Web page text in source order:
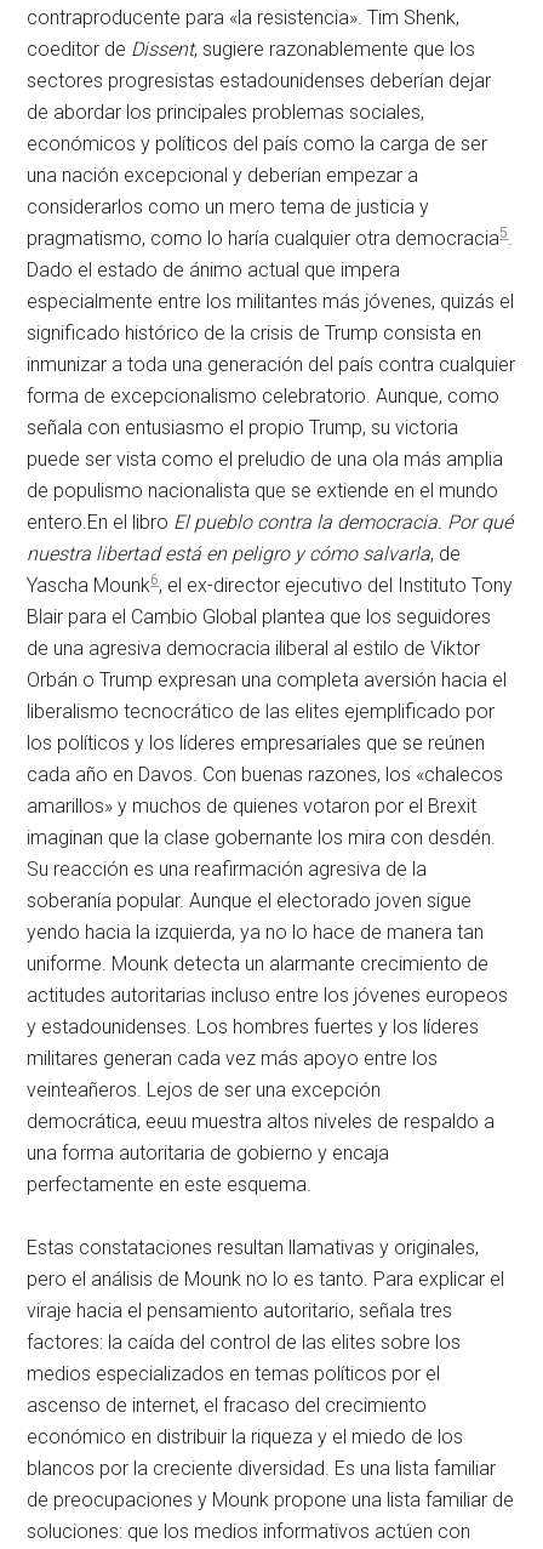
contraproducente para «la resistencia». Tim Shenk,
coeditor de Dissent, sugiere razonablemente que los
sectores progresistas estadounidenses deberían dejar
de abordar los principales problemas sociales,
económicos y políticos del país como la carga de ser
una nación excepcional y deberían empezar a
considerarlos como un mero tema de justicia y
pragmatismo, como lo haría cualquier otra democracia5.
Dado el estado de ánimo actual que impera
especialmente entre los militantes más jóvenes, quizás el
significado histórico de la crisis de Trump consista en
inmunizar a toda una generación del país contra cualquier
forma de excepcionalismo celebratorio. Aunque, como
señala con entusiasmo el propio Trump, su victoria
puede ser vista como el preludio de una ola más amplia
de populismo nacionalista que se extiende en el mundo
entero.En el libro El pueblo contra la democracia. Por qué
nuestra libertad está en peligro y cómo salvarla, de
Yascha Mounk6, el ex-director ejecutivo del Instituto Tony
Blair para el Cambio Global plantea que los seguidores
de una agresiva democracia iliberal al estilo de Viktor
Orbán o Trump expresan una completa aversión hacia el
liberalismo tecnocrático de las elites ejemplificado por
los políticos y los líderes empresariales que se reúnen
cada año en Davos. Con buenas razones, los «chalecos
amarillos» y muchos de quienes votaron por el Brexit
imaginan que la clase gobernante los mira con desdén.
Su reacción es una reafirmación agresiva de la
soberanía popular. Aunque el electorado joven sigue
yendo hacia la izquierda, ya no lo hace de manera tan
uniforme. Mounk detecta un alarmante crecimiento de
actitudes autoritarias incluso entre los jóvenes europeos
y estadounidenses. Los hombres fuertes y los líderes
militares generan cada vez más apoyo entre los
veinteañeros. Lejos de ser una excepción
democrática, eeuu muestra altos niveles de respaldo a
una forma autoritaria de gobierno y encaja
perfectamente en este esquema.
Estas constataciones resultan llamativas y originales,
pero el análisis de Mounk no lo es tanto. Para explicar el
viraje hacia el pensamiento autoritario, señala tres
factores: la caída del control de las elites sobre los
medios especializados en temas políticos por el
ascenso de internet, el fracaso del crecimiento
económico en distribuir la riqueza y el miedo de los
blancos por la creciente diversidad. Es una lista familiar
de preocupaciones y Mounk propone una lista familiar de
soluciones: que los medios informativos actúen con